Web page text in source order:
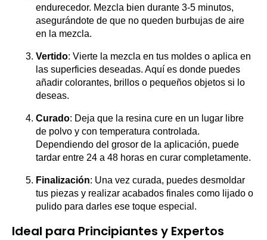
endurecedor. Mezcla bien durante 3-5 minutos,
asegurándote de que no queden burbujas de aire
en la mezcla.
Vertido: Vierte la mezcla en tus moldes o aplica en
las superficies deseadas. Aquí es donde puedes
añadir colorantes, brillos o pequeños objetos si lo
deseas.
Curado: Deja que la resina cure en un lugar libre
de polvo y con temperatura controlada.
Dependiendo del grosor de la aplicación, puede
tardar entre 24 a 48 horas en curar completamente.
Finalización: Una vez curada, puedes desmoldar
tus piezas y realizar acabados finales como lijado o
pulido para darles ese toque especial.
Ideal para Principiantes y Expertos